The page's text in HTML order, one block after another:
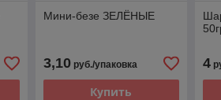
Мини-безе ЗЕЛЁНЫЕ
3,10руб./упаковка
Купить
4